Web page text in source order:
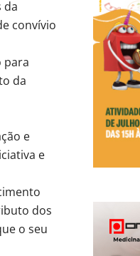
da
convívio
para
da
e
e
dos
o seu